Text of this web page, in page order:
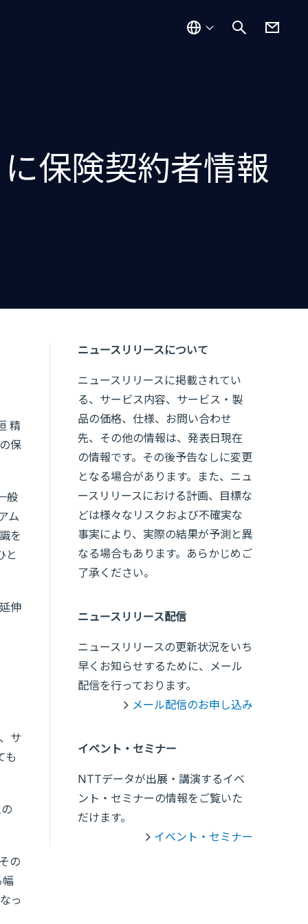
保険契約者情報
精
保
般
ム
を
と
伸
サ
も
の
幅
っ
ニュースリリースについて
ニュースリリースに掲載されてい
る、サービス内容、サービス・製
品の価格、仕様、お問い合わせ
先、その他の情報は、発表日現在
の情報です。その後予告なしに変更
となる場合があります。また、ニュ
ースリリースにおける計画、目標な
どは様々なリスクおよび不確実な
事実により、実際の結果が予測と異
なる場合もあります。あらかじめご
了承ください。
ニュースリリース配信
ニュースリリースの更新状況をいち
早くお知らせするために、メール
配信を行っております。
メール配信のお申し込み
イベント・セミナー
NTTデータが出展・講演するイベ
ント・セミナーの情報をご覧いた
だけます。
イベント・セミナー